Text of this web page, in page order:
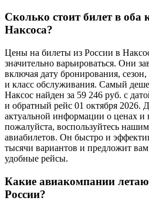
Сколько стоит билет в оба
Наксоса?
Цены на билеты из России в
значительно варьироваться. Они
включая дату бронирования,
и класс обслуживания. Самый
Наксос найден за 59 246 руб. с
и обратный рейс 01 октября 2026.
актуальной информации о ценах и
пожалуйста, воспользуйтесь
авиабилетов. Он быстро и
тысячи вариантов и предложит
удобные рейсы.
Какие авиакомпании
России?